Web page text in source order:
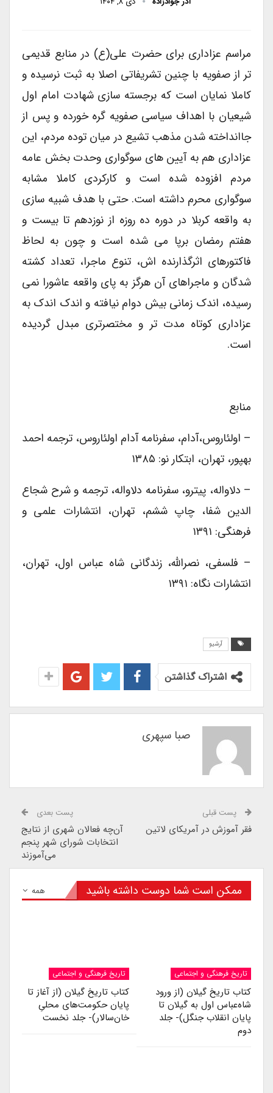
مراسم عزاداری برای حضرت علی(ع) در منابع قدیمی
تر از صفویه با چنین تشریفاتی اصلا به ثبت نرسیده و
کاملا نمایان است که برجسته سازی شهادت امام اول
شیعیان با اهداف سیاسی صفویه گره خورده و پس از
جاانداخته شدن مذهب تشیع در میان توده مردم، این
عزاداری هم به آیین های سوگواری وحدت بخش عامه
مردم افزوده شده است و کارکردی کاملا مشابه
سوگواری محرم داشته است. حتی با هدف شبیه سازی
به واقعه کربلا در دوره ده روزه از نوزدهم تا بیست و
هفتم رمضان برپا می شده است و چون به لحاظ
فاکتورهای اثرگذارنده اش، تنوع ماجرا، تعداد کشته
شدگان و ماجراهای آن هرگز به پای واقعه عاشورا نمی
رسیده، اندک زمانی بیش دوام نیافته و اندک اندک به
عزاداری کوتاه مدت تر و مختصرتری مبدل گردیده
است.
منابع
– اولئاروس،آدام، سفرنامه آدام اولئاروس، ترجمه احمد
بهپور، تهران، ابتکار نو: ۱۳۸۵
– دلاواله، پیترو، سفرنامه دلاواله، ترجمه و شرح شجاع
الدین شفا، چاپ ششم، تهران، انتشارات علمی و
فرهنگی: ۱۳۹۱
– فلسفی، نصرالله، زندگانی شاه عباس اول، تهران،
انتشارات نگاه: ۱۳۹۱
آرشیو
اشتراک گذاشتن
صبا سپهری
پست قبلی
فقر آموزش در آمریکای لاتین
پست بعدی
آن‌چه فعالان شهری از نتایج
انتخابات شورای شهر پنجم
می‌آموزند
همه ممکن است شما دوست داشته باشید
تاریخ فرهنگی و اجتماعی
کتاب تاریخ گیلان (از ورود
شاه‌عباس اول به گیلان تا
پایان انقلاب جنگل)- جلد
دوم
تاریخ فرهنگی و اجتماعی
کتاب تاریخ گیلان (از آغاز تا
پایان حکومت‌های محلیِ
خان‌سالار)- جلد نخست